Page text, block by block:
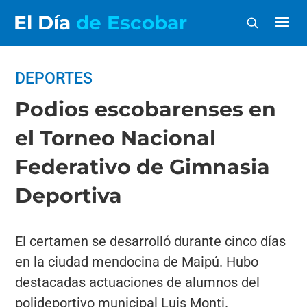
El Día de Escobar
DEPORTES
Podios escobarenses en
el Torneo Nacional
Federativo de Gimnasia
Deportiva
El certamen se desarrolló durante cinco días
en la ciudad mendocina de Maipú. Hubo
destacadas actuaciones de alumnos del
polideportivo municipal Luis Monti.